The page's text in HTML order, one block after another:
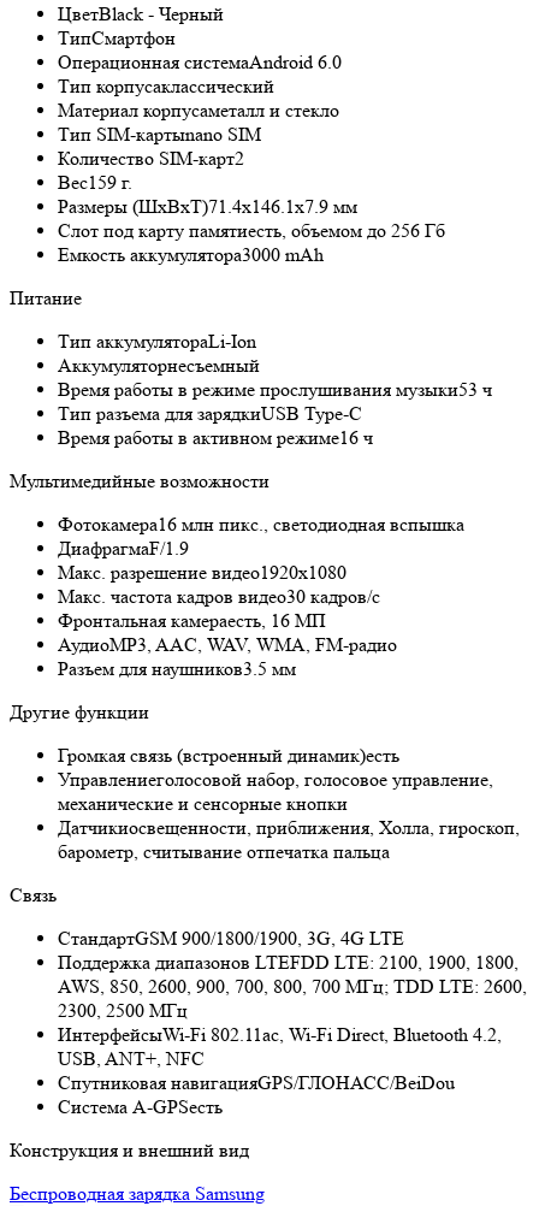
ЦветBlack - Черный
ТипСмартфон
Операционная системаAndroid 6.0
Тип корпусаклассический
Материал корпусаметалл и стекло
Тип SIM-картыnano SIM
Количество SIM-карт2
Вес159 г.
Размеры (ШxВxТ)71.4x146.1x7.9 мм
Слот под карту памятиесть, объемом до 256 Гб
Емкость аккумулятора3000 mAh
Питание
Тип аккумулятораLi-Ion
Аккумуляторнесъемный
Время работы в режиме прослушивания музыки53 ч
Тип разъема для зарядкиUSB Type-C
Время работы в активном режиме16 ч
Мультимедийные возможности
Фотокамера16 млн пикс., светодиодная вспышка
ДиафрагмаF/1.9
Макс. разрешение видео1920x1080
Макс. частота кадров видео30 кадров/с
Фронтальная камераесть, 16 МП
АудиоMP3, AAC, WAV, WMA, FM-радио
Разъем для наушников3.5 мм
Другие функции
Громкая связь (встроенный динамик)есть
Управлениеголосовой набор, голосовое управление,
механические и сенсорные кнопки
Датчикиосвещенности, приближения, Холла, гироскоп,
барометр, считывание отпечатка пальца
Связь
СтандартGSM 900/1800/1900, 3G, 4G LTE
Поддержка диапазонов LTEFDD LTE: 2100, 1900, 1800,
AWS, 850, 2600, 900, 700, 800, 700 МГц; TDD LTE: 2600,
2300, 2500 МГц
ИнтерфейсыWi-Fi 802.11ac, Wi-Fi Direct, Bluetooth 4.2,
USB, ANT+, NFC
Спутниковая навигацияGPS/ГЛОНАСС/BeiDou
Cистема A-GPSесть
Конструкция и внешний вид
Беспроводная зарядка Samsung